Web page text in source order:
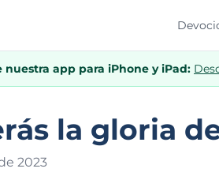
nuestra app para iPhone y iPad:
la gloria
2023